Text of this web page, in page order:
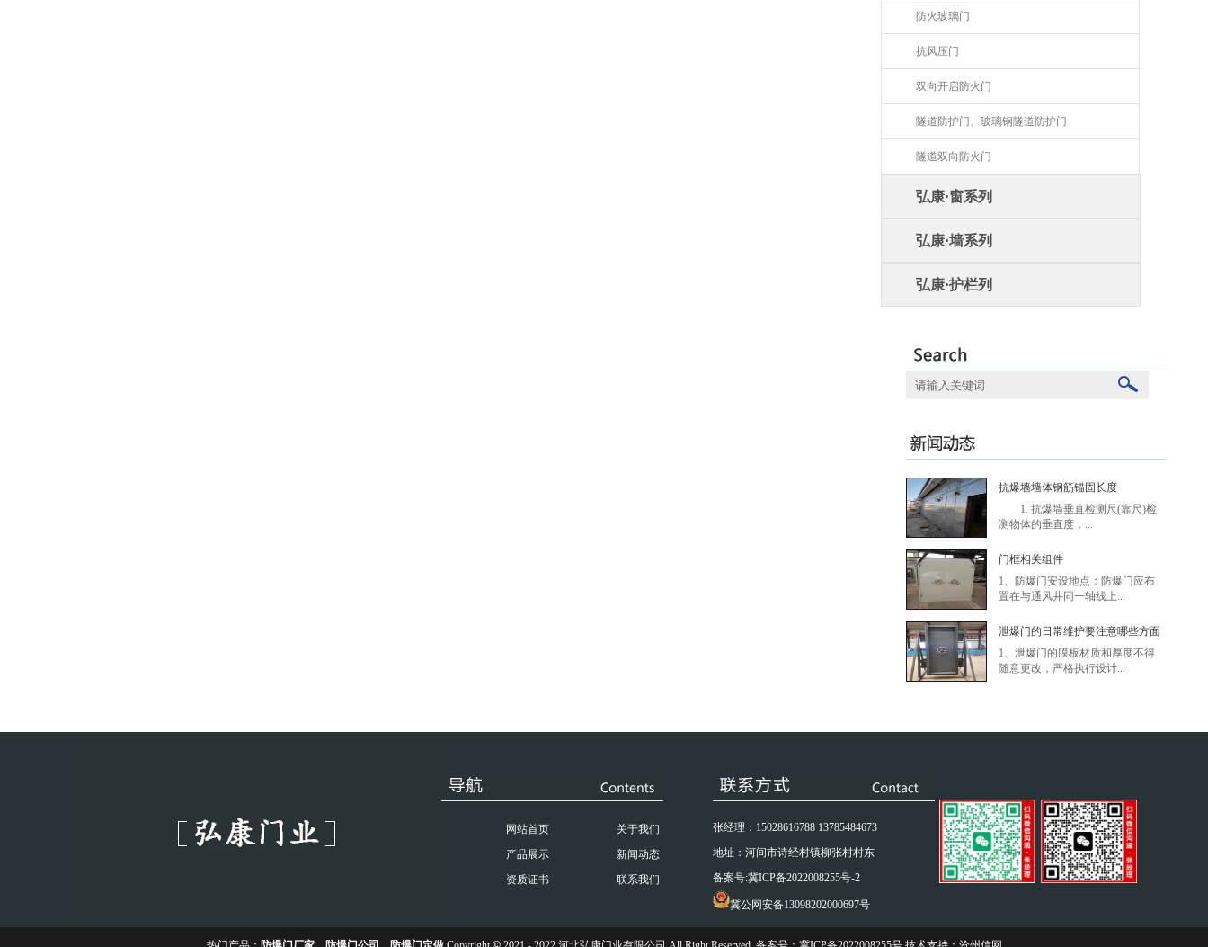
防火玻璃门
抗风压门
双向开启防火门
隧道防护门、玻璃钢隧道防护门
隧道双向防火门
弘康·窗系列
弘康·墙系列
弘康·护栏列
抗爆墙墙体钢筋锚固长度
1. 抗爆墙垂直检测尺(靠尺)检
测物体的垂直度，...
门框相关组件
1、防爆门安设地点：防爆门应布
置在与通风井同一轴线上...
泄爆门的日常维护要注意哪些方面
1、泄爆门的膜板材质和厚度不得
随意更改，严格执行设计...
网站首页
关于我们
产品展示
新闻动态
资质证书
联系我们
张经理：15028616788 13785484673
地址：河间市诗经村镇柳张村村东
备案号:冀ICP备2022008255号-2
冀公网安备13098202000697号